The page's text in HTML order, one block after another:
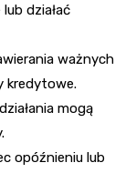
działać
ważnych
kredytowe.
mogą
opóźnieniu lub